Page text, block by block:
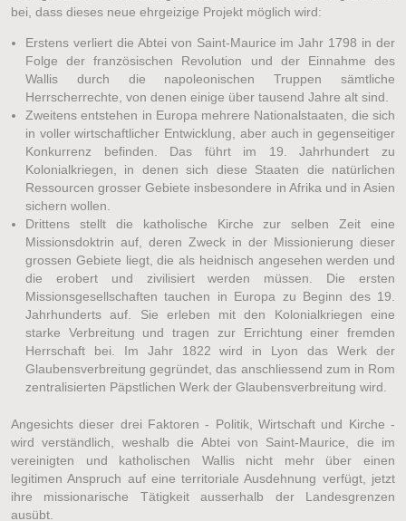
bei, dass dieses neue ehrgeizige Projekt möglich wird:
Erstens verliert die Abtei von Saint-Maurice im Jahr 1798 in der
Folge der französischen Revolution und der Einnahme des
Wallis durch die napoleonischen Truppen sämtliche
Herrscherrechte, von denen einige über tausend Jahre alt sind.
Zweitens entstehen in Europa mehrere Nationalstaaten, die sich
in voller wirtschaftlicher Entwicklung, aber auch in gegenseitiger
Konkurrenz befinden. Das führt im 19. Jahrhundert zu
Kolonialkriegen, in denen sich diese Staaten die natürlichen
Ressourcen grosser Gebiete insbesondere in Afrika und in Asien
sichern wollen.
Drittens stellt die katholische Kirche zur selben Zeit eine
Missionsdoktrin auf, deren Zweck in der Missionierung dieser
grossen Gebiete liegt, die als heidnisch angesehen werden und
die erobert und zivilisiert werden müssen. Die ersten
Missionsgesellschaften tauchen in Europa zu Beginn des 19.
Jahrhunderts auf. Sie erleben mit den Kolonialkriegen eine
starke Verbreitung und tragen zur Errichtung einer fremden
Herrschaft bei. Im Jahr 1822 wird in Lyon das Werk der
Glaubensverbreitung gegründet, das anschliessend zum in Rom
zentralisierten Päpstlichen Werk der Glaubensverbreitung wird.
Angesichts dieser drei Faktoren - Politik, Wirtschaft und Kirche -
wird verständlich, weshalb die Abtei von Saint-Maurice, die im
vereinigten und katholischen Wallis nicht mehr über einen
legitimen Anspruch auf eine territoriale Ausdehnung verfügt, jetzt
ihre missionarische Tätigkeit ausserhalb der Landesgrenzen
ausübt.